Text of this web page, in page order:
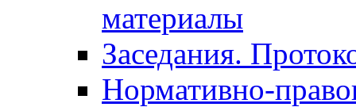
материалы
Заседания.
Нормативно-